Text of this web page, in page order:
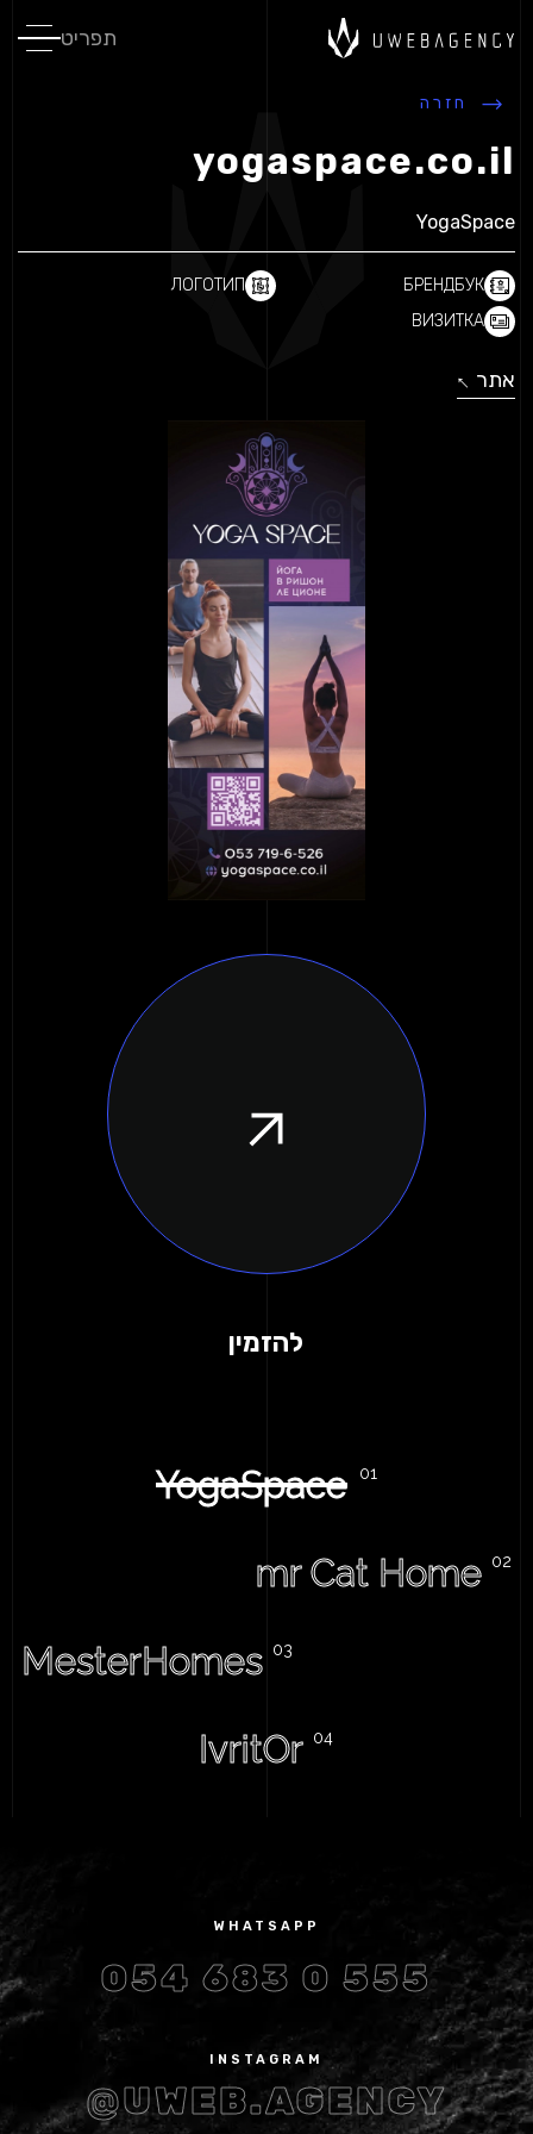
תפריט
חזרה
yogaspace.co.il
YogaSpace
БРЕНДБУК
ЛОГОТИП
ВИЗИТКА
אתר ↓
↓
להזמין
YogaSpace
mr Cat Home
MesterHomes
IvritOr
WHATSAPP
054 683 0 555
INSTAGRAM
@UWEB.AGENCY